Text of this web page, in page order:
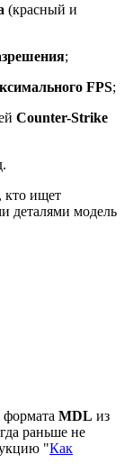
(красный и
;
FPS;
Counter-Strike
кто ищет
деталями модель
формата MDL из
раньше не
"Как